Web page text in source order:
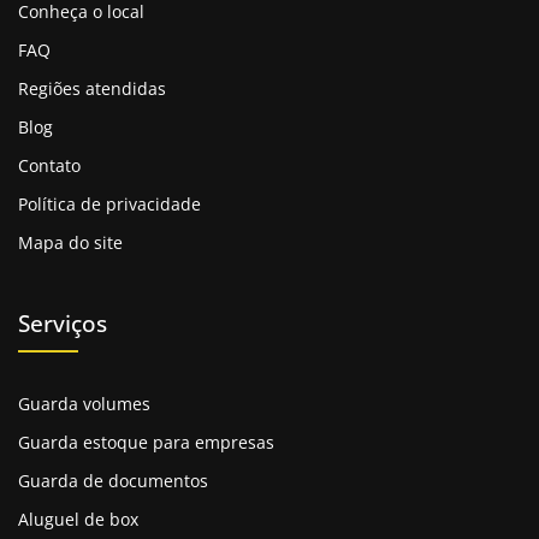
negócio familiar e cresceu mantendo seus valores de
integridade e confiabilidade.
Oferece espaços em nosso
tamanhos, para armazenar móveis, documentos e
objetos pessoais.
bens dos clientes. Comprometida com a qualidade, a
buscando superar expectativas em cada serviço
A Importância de um Guarda
móveis em BH
Conheça o local
FAQ
Regiões atendidas
Blog
Contato
Política de privacidade
Mapa do site
Serviços
Guarda volumes
Guarda estoque para empresas
Guarda de documentos
Aluguel de box